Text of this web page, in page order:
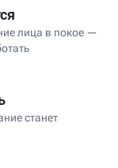
лица в покое —
станет